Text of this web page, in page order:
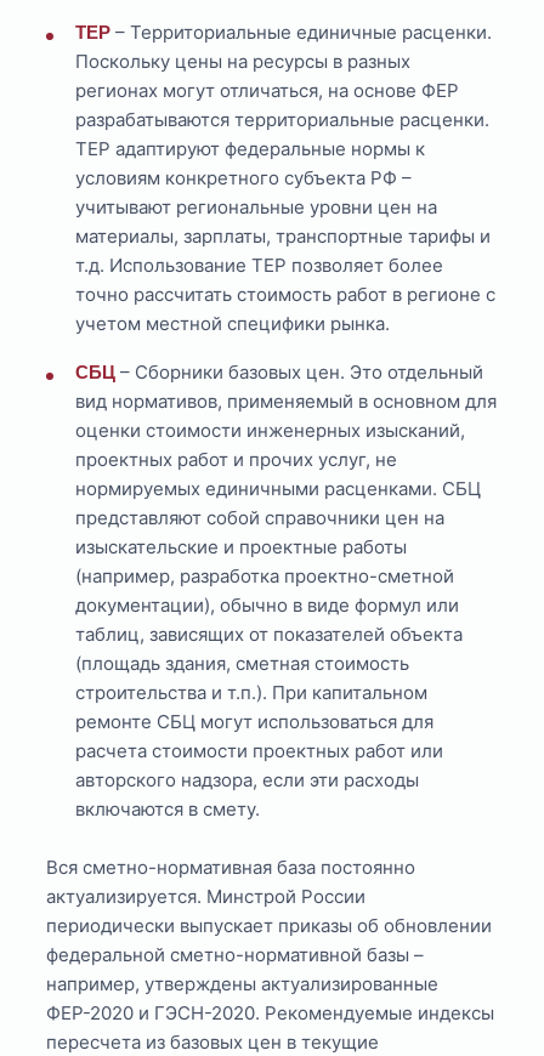
ТЕР – Территориальные единичные расценки.
Поскольку цены на ресурсы в разных
регионах могут отличаться, на основе ФЕР
разрабатываются территориальные расценки.
ТЕР адаптируют федеральные нормы к
условиям конкретного субъекта РФ –
учитывают региональные уровни цен на
материалы, зарплаты, транспортные тарифы и
т.д. Использование ТЕР позволяет более
точно рассчитать стоимость работ в регионе с
учетом местной специфики рынка.
СБЦ – Сборники базовых цен. Это отдельный
вид нормативов, применяемый в основном для
оценки стоимости инженерных изысканий,
проектных работ и прочих услуг, не
нормируемых единичными расценками. СБЦ
представляют собой справочники цен на
изыскательские и проектные работы
(например, разработка проектно-сметной
документации), обычно в виде формул или
таблиц, зависящих от показателей объекта
(площадь здания, сметная стоимость
строительства и т.п.). При капитальном
ремонте СБЦ могут использоваться для
расчета стоимости проектных работ или
авторского надзора, если эти расходы
включаются в смету.
Вся сметно-нормативная база постоянно
актуализируется. Минстрой России
периодически выпускает приказы об обновлении
федеральной сметно-нормативной базы –
например, утверждены актуализированные
ФЕР-2020 и ГЭСН-2020. Рекомендуемые индексы
пересчета из базовых цен в текущие